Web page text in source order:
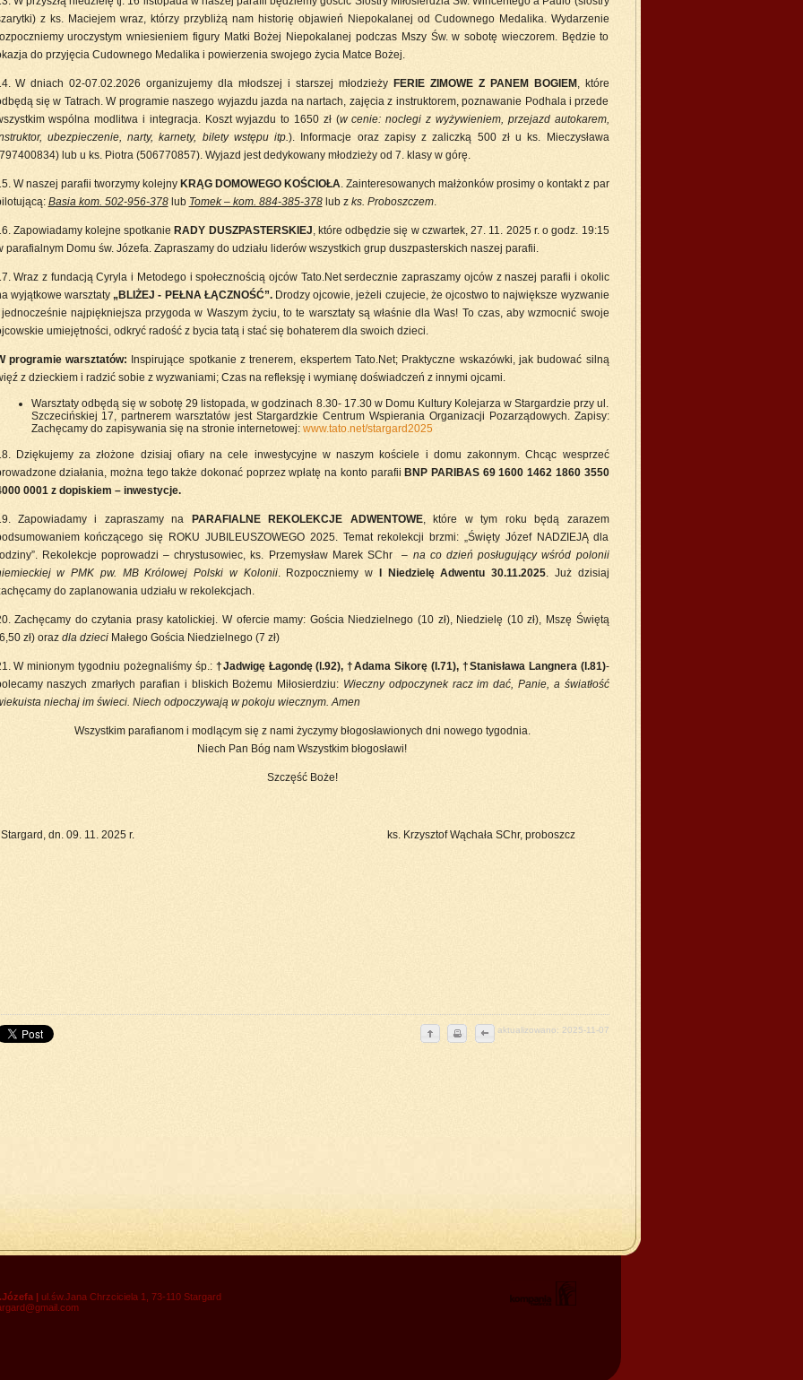
z ks. Maciejem wraz, którzy przybliżą nam historię objawień Niepokalanej od Cudownego Medalika. Wydarzenie
uroczystym wniesieniem figury Matki Bożej Niepokalanej podczas Mszy Św. w sobotę wieczorem. Będzie to
do przyjęcia Cudownego Medalika i powierzenia swojego życia Matce Bożej.
W dniach 02-07.02.2026 organizujemy dla młodszej i starszej młodzieży FERIE ZIMOWE Z PANEM BOGIEM , które
się w Tatrach. W programie naszego wyjazdu jazda na nartach, zajęcia z instruktorem, poznawanie Podhala i przede
wspólna modlitwa i integracja. Koszt wyjazdu to 1650 zł (w cenie: noclegi z wyżywieniem, przejazd autokarem,
ubezpieczenie, narty, karnety, bilety wstępu itp.). Informacje oraz zapisy z zaliczką 500 zł u ks. Mieczysława
lub u ks. Piotra (506770857). Wyjazd jest dedykowany młodzieży od 7. klasy w górę.
W naszej parafii tworzymy kolejny KRĄG DOMOWEGO KOŚCIOŁA. Zainteresowanych małżonków prosimy o kontakt z par
Basia kom. 502-956-378lub Tomek – kom. 884-385-378lub z ks. Proboszczem.
Zapowiadamy kolejne spotkanie RADY DUSZPASTERSKIEJ, które odbędzie się w czwartek, 27. 11. 2025 r. o godz. 19:15
parafialnym Domu św. Józefa. Zapraszamy do udziału liderów wszystkich grup duszpasterskich naszej parafii.
Wraz z fundacją Cyryla i Metodego i społecznością ojców Tato.Net serdecznie zapraszamy ojców z naszej parafii i okolic
wyjątkowe warsztaty„BLIŻEJ - PEŁNA ŁĄCZNOŚĆ”.Drodzy ojcowie, jeżeli czujecie, że ojcostwo to największe wyzwanie
najpiękniejsza przygoda w Waszym życiu, to te warsztaty są właśnie dla Was! To czas, aby wzmocnić swoje
umiejętności, odkryć radość z bycia tatą i stać się bohaterem dla swoich dzieci.
programie warsztatów: Inspirujące spotkanie z trenerem, ekspertem Tato.Net; Praktyczne wskazówki, jak budować silną
z dzieckiem i radzić sobie z wyzwaniami; Czas na refleksję i wymianę doświadczeń z innymi ojcami.
Warsztaty odbędą się w sobotę 29 listopada, w godzinach 8.30- 17.30 w Domu Kultury Kolejarza w Stargardzie przy ul.
Szczecińskiej 17, partnerem warsztatów jest Stargardzkie Centrum Wspierania Organizacji Pozarządowych. Zapisy:
Zachęcamy do zapisywania się na stronie internetowej: www.tato.net/stargard2025
Dziękujemy za złożone dzisiaj ofiary na cele inwestycyjne w naszym kościele i domu zakonnym. Chcąc wesprzeć
działania, można tego także dokonać poprzez wpłatę na konto parafii BNP PARIBAS 69 1600 1462 1860 3550
0001 z dopiskiem – inwestycje.
Zapowiadamy i zapraszamy na PARAFIALNE REKOLEKCJE ADWENTOWE, które w tym roku będą zarazem
kończącego się ROKU JUBILEUSZOWEGO 2025. Temat rekolekcji brzmi: „Święty Józef NADZIEJĄ dla
Rekolekcje poprowadzi – chrystusowiec, ks. Przemysław Marek SChr – na co dzień posługujący wśród polonii
w PMK pw. MB Królowej Polski w Kolonii. Rozpoczniemy w I Niedzielę Adwentu 30.11.2025. Już dzisiaj
do zaplanowania udziału w rekolekcjach.
Zachęcamy do czytania prasy katolickiej. W ofercie mamy: Gościa Niedzielnego (10 zł), Niedzielę (10 zł), Mszę Świętą
zł) oraz dla dzieciMałego Gościa Niedzielnego (7 zł)
W minionym tygodniu pożegnaliśmy śp.: †Jadwigę Łagondę (l.92), †Adama Sikorę (l.71), †Stanisława Langnera (l.81)-
naszych zmarłych parafian i bliskich Bożemu Miłosierdziu: Wieczny odpoczynek racz im dać, Panie, a światłość
niechaj im świeci. Niech odpoczywają w pokoju wiecznym. Amen
Wszystkim parafianom i modlącym się z nami życzymy błogosławionych dni nowego tygodnia.
Niech Pan Bóg nam Wszystkim błogosławi!
Szczęść Boże!
dn. 09. 11. 2025 r. ks. Krzysztof Wąchała SChr, proboszcz
aktualizowano: 2025-11-07
| ul.św.Jana Chrzciciela 1, 73-110 Stargard